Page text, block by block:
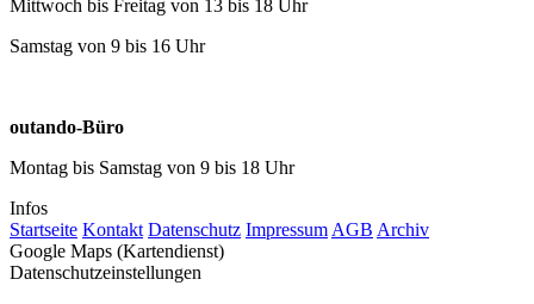
Mittwoch bis Freitag von 13 bis 18 Uhr
Samstag von 9 bis 16 Uhr
outando-Büro
Montag bis Samstag von 9 bis 18 Uhr
Infos
Startseite Kontakt Datenschutz Impressum AGB Archiv
Google Maps (Kartendienst)
Datenschutzeinstellungen